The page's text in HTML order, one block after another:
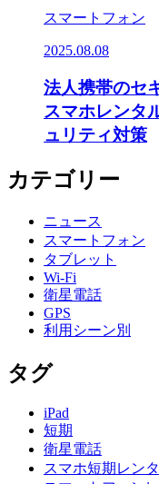
スマートフォン
2025.08.08
法人携帯のセ
スマホレンタ
ュリティ対策
カテゴリー
ニュース
スマートフォン
タブレット
Wi-Fi
衛星電話
GPS
利用シーン別
タグ
iPad
短期
衛星電話
スマホ短期レン